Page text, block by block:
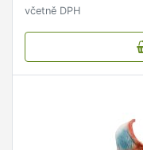
včetně DPH